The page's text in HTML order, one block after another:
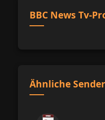
BBC News Tv-
Ähnliche Sender